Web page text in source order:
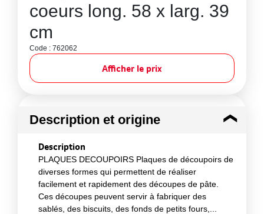
coeurs long. 58 x larg. 39
cm
Code : 762062
Afficher le prix
Description et origine
Description
PLAQUES DECOUPOIRS Plaques de découpoirs de
diverses formes qui permettent de réaliser
facilement et rapidement des découpes de pâte.
Ces découpes peuvent servir à fabriquer des
sablés, des biscuits, des fonds de petits fours,...